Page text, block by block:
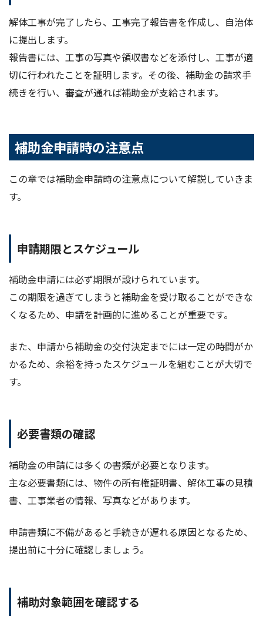
解体工事が完了したら、工事完了報告書を作成し、自治体
に提出します。
報告書には、工事の写真や領収書などを添付し、工事が適
切に行われたことを証明します。その後、補助金の請求手
続きを行い、審査が通れば補助金が支給されます。
補助金申請時の注意点
この章では補助金申請時の注意点について解説していきま
す。
申請期限とスケジュール
補助金申請には必ず期限が設けられています。
この期限を過ぎてしまうと補助金を受け取ることができな
くなるため、申請を計画的に進めることが重要です。
また、申請から補助金の交付決定までには一定の時間がか
かるため、余裕を持ったスケジュールを組むことが大切で
す。
必要書類の確認
補助金の申請には多くの書類が必要となります。
主な必要書類には、物件の所有権証明書、解体工事の見積
書、工事業者の情報、写真などがあります。
申請書類に不備があると手続きが遅れる原因となるため、
提出前に十分に確認しましょう。
補助対象範囲を確認する